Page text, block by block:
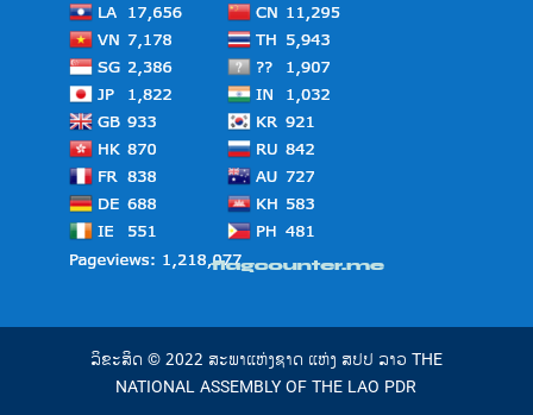
ລິຂະສິດ © 2022 ສະພາແຫ່ງຊາດ ແຫ່ງ ສປປ ລາວ THE
NATIONAL ASSEMBLY OF THE LAO PDR